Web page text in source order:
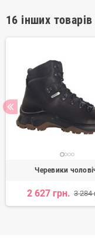
16 інших товарів
Черевики
2 627 грн. 3 284